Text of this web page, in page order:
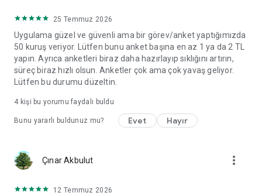
25 Temmuz 2026
Uygulama güzel ve güvenli ama bir görev/anket yaptığımızda
50 kuruş veriyor. Lütfen bunu anket başına en az 1 ya da 2 TL
yapın. Ayrıca anketleri biraz daha hazırlayıp sıklığını artırın,
süreç biraz hızlı olsun. Anketler çok ama çok yavaş geliyor.
Lütfen bu durumu düzeltin.
4 kişi bu yorumu faydalı buldu
Bunu yararlı buldunuz mu? Evet Hayır
Çınar Akbulut more_vert
12 Temmuz 2026